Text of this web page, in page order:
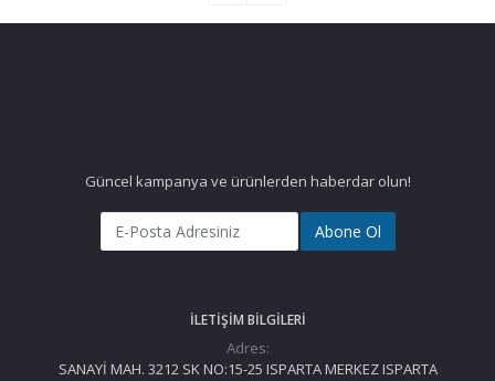
Güncel kampanya ve ürünlerden haberdar olun!
Abone Ol
İLETIŞIM BILGILERI
Adres:
SANAYİ MAH. 3212 SK NO:15-25 ISPARTA MERKEZ ISPARTA